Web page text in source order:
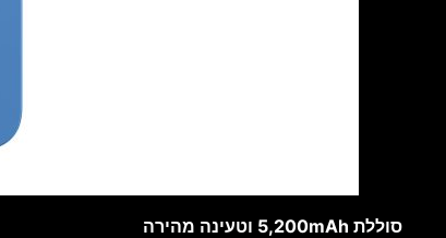
סוללת 5,200mAh וטעינה מהירה